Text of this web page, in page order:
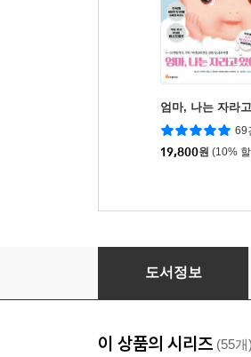
엄마, 나는 자라
69
19,800원 (10%
신의 물방울 1
도서정보
이 상품의 시리즈 (55개)